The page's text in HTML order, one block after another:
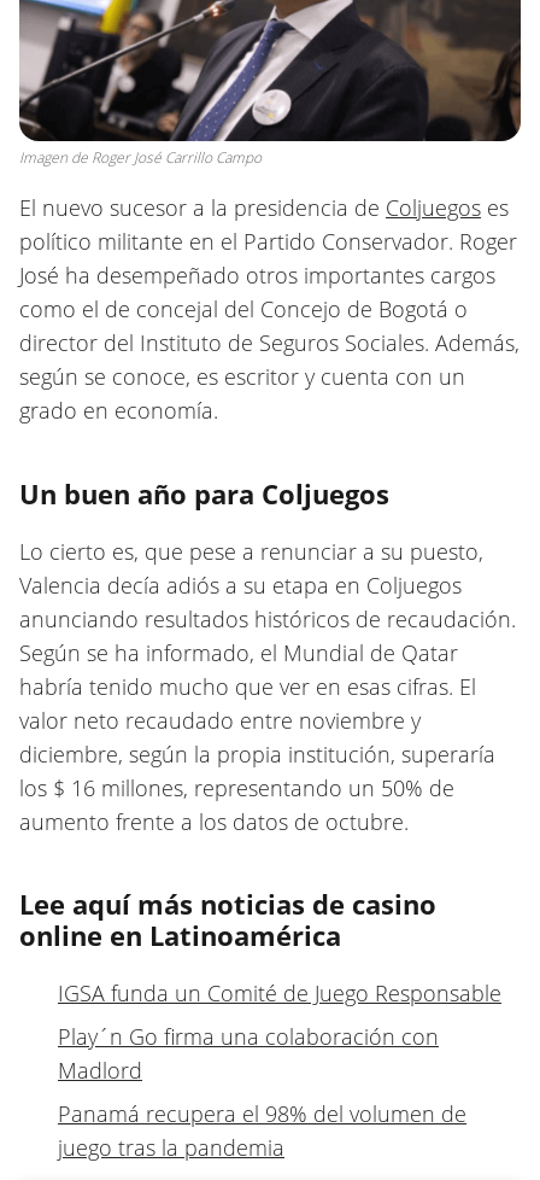
Imagen de Roger José Carrillo Campo
El nuevo sucesor a la presidencia de Coljuegos es
político militante en el Partido Conservador. Roger
José ha desempeñado otros importantes cargos
como el de concejal del Concejo de Bogotá o
director del Instituto de Seguros Sociales. Además,
según se conoce, es escritor y cuenta con un
grado en economía.
Un buen año para Coljuegos
Lo cierto es, que pese a renunciar a su puesto,
Valencia decía adiós a su etapa en Coljuegos
anunciando resultados históricos de recaudación.
Según se ha informado, el Mundial de Qatar
habría tenido mucho que ver en esas cifras. El
valor neto recaudado entre noviembre y
diciembre, según la propia institución, superaría
los $ 16 millones, representando un 50% de
aumento frente a los datos de octubre.
Lee aquí más noticias de casino
online en Latinoamérica
IGSA funda un Comité de Juego Responsable
Play´n Go firma una colaboración con
Madlord
Panamá recupera el 98% del volumen de
juego tras la pandemia